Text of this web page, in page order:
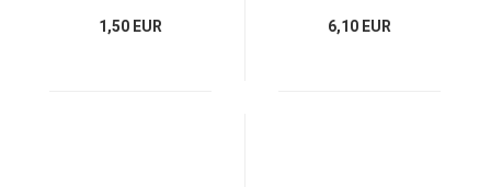
1,50 EUR 6,10 EUR